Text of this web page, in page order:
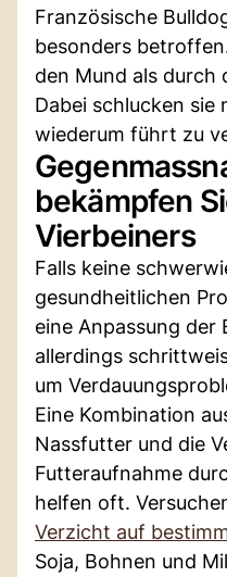
Französische
besonders
den Mund als durch
Dabei schlucken sie
wiederum führt zu
bekämpfen
Vierbeiners
Falls keine
gesundheitlichen
eine Anpassung der
allerdings
um
Eine Kombination
Nassfutter und die
Futteraufnahme
helfen oft.
Verzicht auf
Soja, Bohnen und